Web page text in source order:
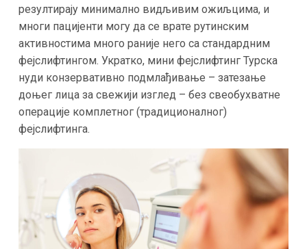
резултирају минимално видљивим ожиљцима, и
многи пацијенти могу да се врате рутинским
активностима много раније него са стандардним
фејслифтингом. Укратко, мини фејслифтинг Турска
нуди конзервативно подмлађивање – затезање
доњег лица за свежији изглед – без свеобухватне
операције комплетног (традиционалног)
фејслифтинга​.